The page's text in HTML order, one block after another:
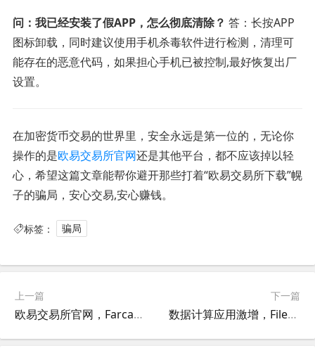
问：我已经安装了假APP，怎么彻底清除？ 答：长按APP
图标卸载，同时建议使用手机杀毒软件进行检测，清理可
能存在的恶意代码，如果担心手机已被控制,最好恢复出厂
设置。
在加密货币交易的世界里，安全永远是第一位的，无论你
操作的是欧易交易所官网还是其他平台，都不应该掉以轻
心，希望这篇文章能帮你避开那些打着“欧易交易所下载”幌
子的骗局，安心交易,安心赚钱。
标签： 骗局
上一篇
欧易交易所官网，Farcaster推出Frames功能，引爆链上互动新纪元
下一篇
数据计算应用激增，Filecoin虚拟机FVM正重塑去中心化存储生态